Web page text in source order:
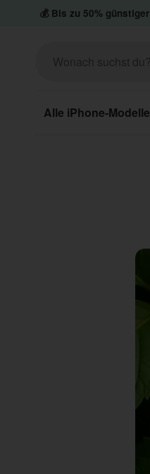
💰 Bis zu 50% günstiger
Alle iPhone-Modelle